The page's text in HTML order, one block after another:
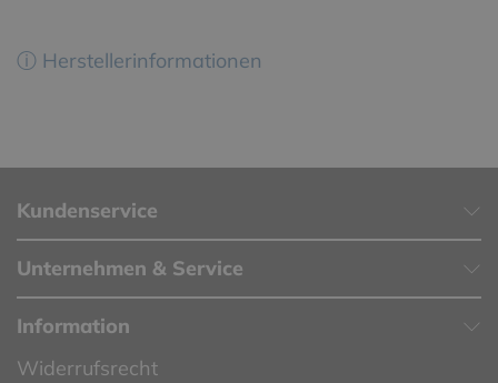
ⓘ Herstellerinformationen
Kundenservice
Unternehmen & Service
Information
Widerrufsrecht